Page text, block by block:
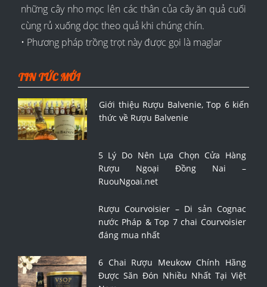
những cây nho mọc lên các thân của cây ăn quả cuối
cùng rủ xuống dọc theo quả khi chúng chín.
• Phương pháp trồng trọt này được gọi là maglar
TIN TỨC MỚI
Giới thiệu Rượu Balvenie, Top 6 kiến
thức về Rượu Balvenie
5 Lý Do Nên Lựa Chọn Cửa Hàng
Rượu Ngoại Đồng Nai –
RuouNgoai.net
Rượu Courvoisier – Di sản Cognac
nước Pháp & Top 7 chai Courvoisier
đáng mua nhất
6 Chai Rượu Meukow Chính Hãng
Được Săn Đón Nhiều Nhất Tại Việt